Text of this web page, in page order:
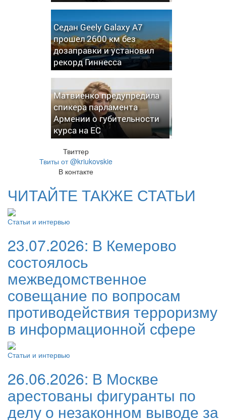
Седан Geely Galaxy A7
прошел 2600 км без
дозаправки и установил
рекорд Гиннесса
Матвиенко предупредила
спикера парламента
Армении о губительности
курса на ЕС
Твиттер
Твиты от @kriukovskie
В контакте
ЧИТАЙТЕ ТАКЖЕ СТАТЬИ
Статьи и интервью
23.07.2026: В Кемерово
состоялось
межведомственное
совещание по вопросам
противодействия терроризму
в информационной сфере
Статьи и интервью
26.06.2026: В Москве
арестованы фигуранты по
делу о незаконном выводе за